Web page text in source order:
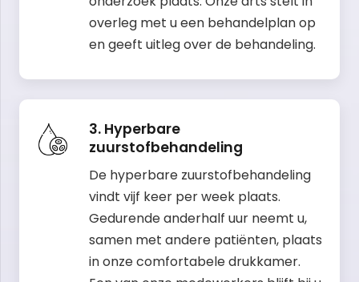
overleg met u een behandelplan op
en geeft uitleg over de behandeling.
3. Hyperbare
zuurstofbehandeling
De hyperbare zuurstofbehandeling
vindt vijf keer per week plaats.
Gedurende anderhalf uur neemt u,
samen met andere patiënten, plaats
in onze comfortabele drukkamer.